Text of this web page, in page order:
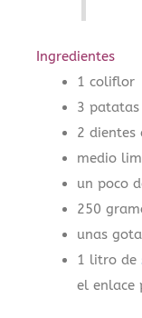
Ingredientes
1 coliflor
3
2 dientes
medio
un poco
250
unas
1 litro de
el enlace